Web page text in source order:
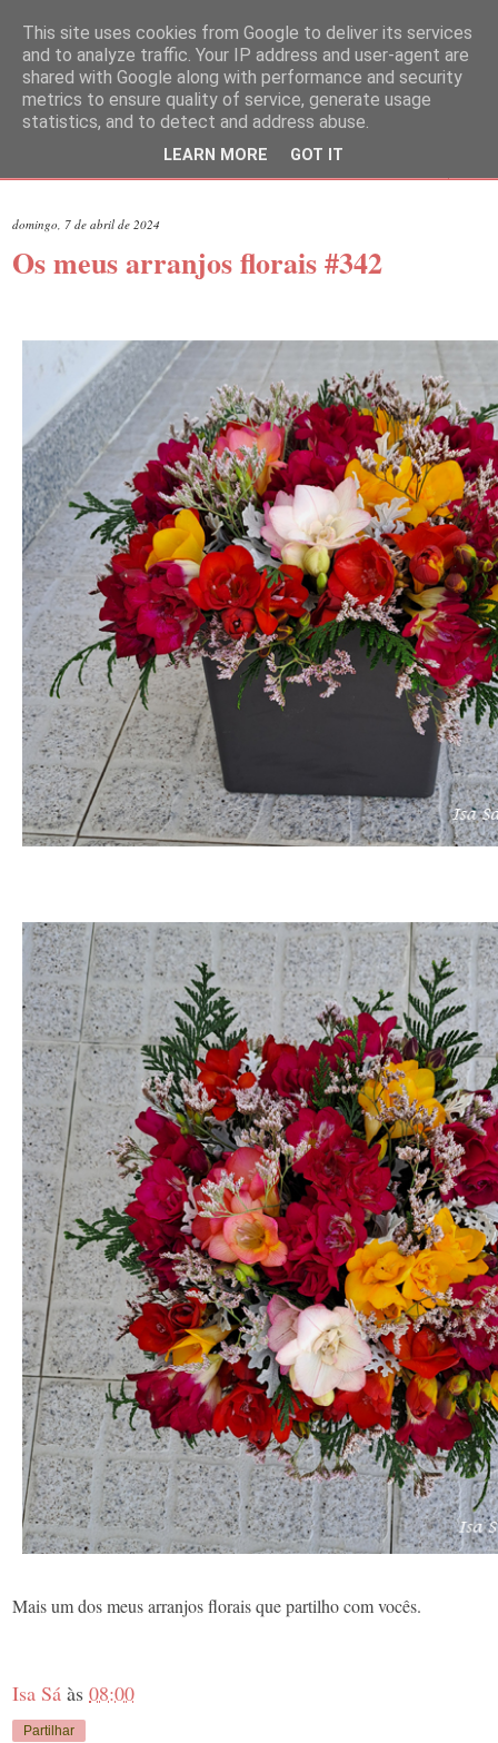
domingo, 7 de abril de 2024
Os meus arranjos florais #342
Mais um dos meus arranjos florais que partilho com vocês.
Isa Sá às 08:00
Partilhar
This site uses cookies from Google to deliver its services
and to analyze traffic. Your IP address and user-agent are
shared with Google along with performance and security
metrics to ensure quality of service, generate usage
statistics, and to detect and address abuse.
LEARN MORE GOT IT